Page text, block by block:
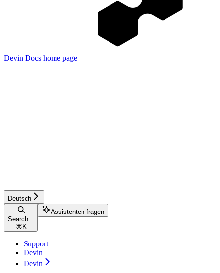
Devin Docs home page
Deutsch
Search...
⌘ K
Assistenten fragen
Support
Devin
Devin